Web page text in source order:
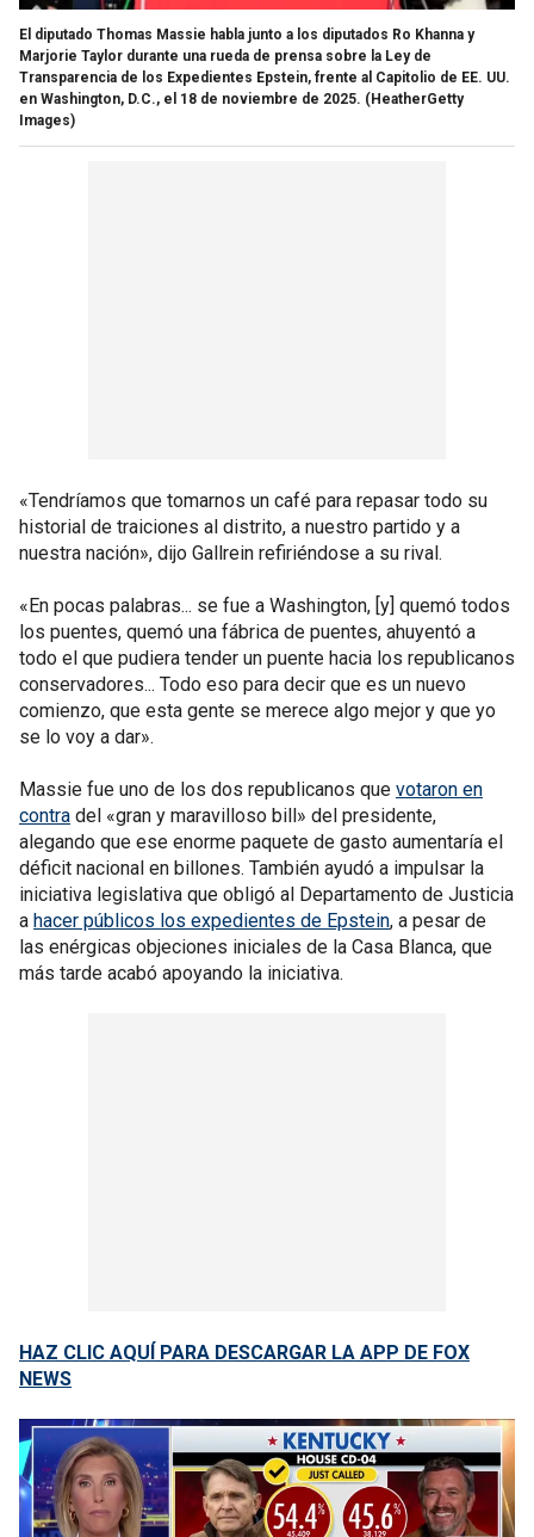
El diputado Thomas Massie habla junto a los diputados Ro Khanna y
Marjorie Taylor durante una rueda de prensa sobre la Ley de
Transparencia de los Expedientes Epstein, frente al Capitolio de EE. UU.
en Washington, D.C., el 18 de noviembre de 2025. (HeatherGetty
Images)
«Tendríamos que tomarnos un café para repasar todo su
historial de traiciones al distrito, a nuestro partido y a
nuestra nación», dijo Gallrein refiriéndose a su rival.
«En pocas palabras... se fue a Washington, [y] quemó todos
los puentes, quemó una fábrica de puentes, ahuyentó a
todo el que pudiera tender un puente hacia los republicanos
conservadores... Todo eso para decir que es un nuevo
comienzo, que esta gente se merece algo mejor y que yo
se lo voy a dar».
Massie fue uno de los dos republicanos que votaron en
contra del «gran y maravilloso bill» del presidente,
alegando que ese enorme paquete de gasto aumentaría el
déficit nacional en billones. También ayudó a impulsar la
iniciativa legislativa que obligó al Departamento de Justicia
a hacer públicos los expedientes de Epstein, a pesar de
las enérgicas objeciones iniciales de la Casa Blanca, que
más tarde acabó apoyando la iniciativa.
HAZ CLIC AQUÍ PARA DESCARGAR LA APP DE FOX
NEWS